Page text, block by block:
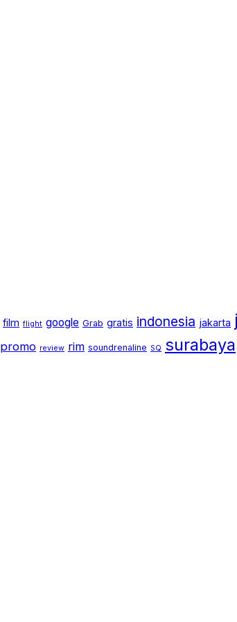
film flight google Grab gratis indonesia jakarta
promo review rim soundrenaline SQ surabaya